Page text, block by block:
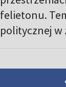
felietonu.
politycznej w